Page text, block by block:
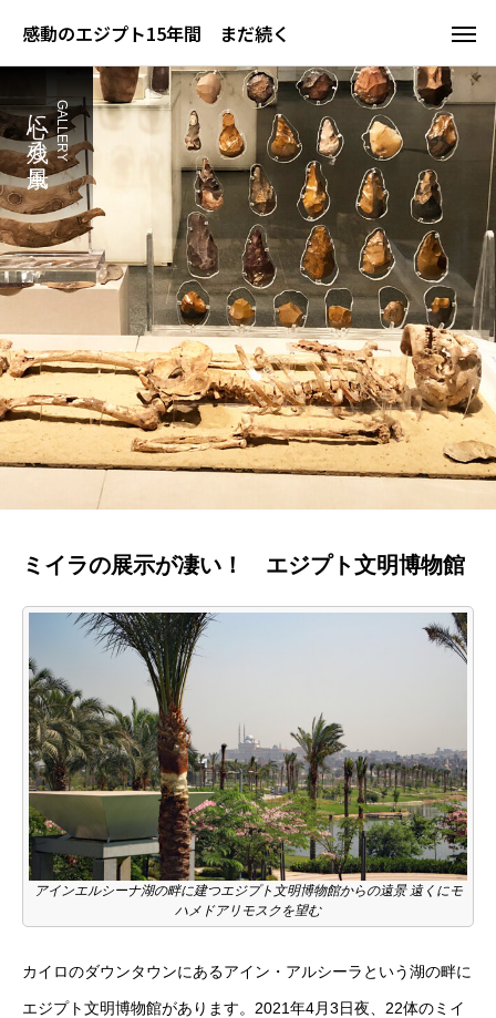
感動のエジプト15年間 まだ続く
GALLERY
心に残る風景
ミイラの展示が凄い！ エジプト文明博物館
アインエルシーナ湖の畔に建つエジプト文明博物館からの遠景 遠くにモ
ハメドアリモスクを望む
カイロのダウンタウンにあるアイン・アルシーラという湖の畔に
エジプト文明博物館があります。2021年4月3日夜、22体のミイ